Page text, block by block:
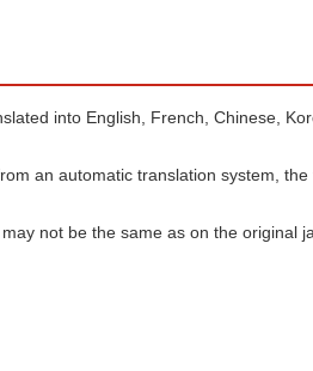
into English, French, Chinese,
an automatic translation system,
not be the same as on the original